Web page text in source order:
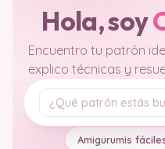
Hola, soy
Encuentro tu patrón
explico técnicas y
Tu pregunta
Amigurumis